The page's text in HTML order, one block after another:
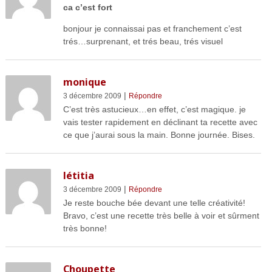
ca c’est fort
bonjour je connaissai pas et franchement c’est
trés…surprenant, et trés beau, trés visuel
monique
3 décembre 2009 | Répondre
C’est très astucieux…en effet, c’est magique. je
vais tester rapidement en déclinant ta recette avec
ce que j’aurai sous la main. Bonne journée. Bises.
létitia
3 décembre 2009 | Répondre
Je reste bouche bée devant une telle créativité!
Bravo, c’est une recette très belle à voir et sûrment
très bonne!
Choupette